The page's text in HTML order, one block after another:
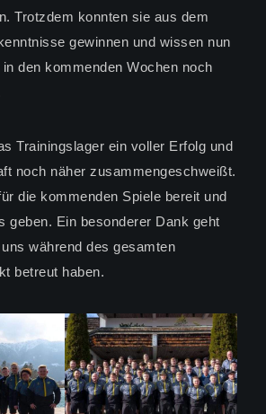
Trotzdem konnten sie aus dem
gewinnen und wissen nun
den kommenden Wochen noch
Trainingslager ein voller Erfolg und
noch näher zusammengeschweißt.
die kommenden Spiele bereit und
geben. Ein besonderer Dank geht
während des gesamten
betreut haben.